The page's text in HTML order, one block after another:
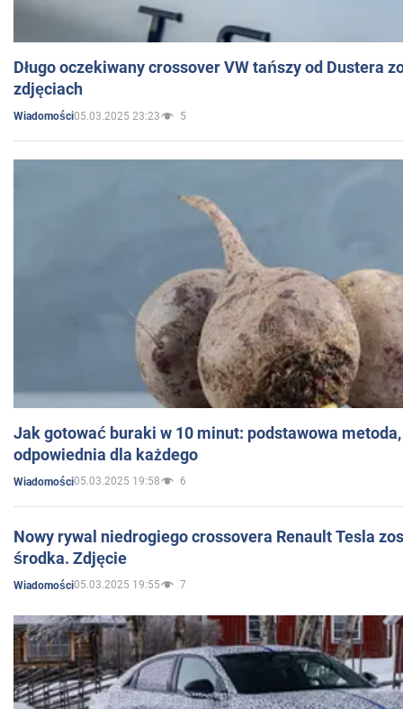
Długo oczekiwany crossover VW tańszy od Dustera
zdjęciach
Wiadomości05.03.2025 23:23 5
Jak gotować buraki w 10 minut: podstawowa
odpowiednia dla każdego
Wiadomości05.03.2025 19:58 6
Nowy rywal niedrogiego crossovera Renault Tesla
środka. Zdjęcie
Wiadomości05.03.2025 19:55 7